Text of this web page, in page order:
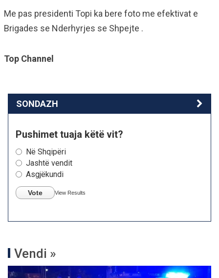
Me pas presidenti Topi ka bere foto me efektivat e
Brigades se Nderhyrjes se Shpejte .
Top Channel
SONDAZH
Pushimet tuaja këtë vit?
Në Shqipëri
Jashtë vendit
Asgjëkundi
Vote View Results
Vendi »